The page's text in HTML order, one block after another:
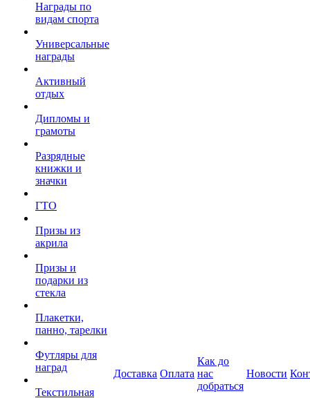
Награды по
видам спорта
Универсальные
награды
Активный
отдых
Дипломы и
грамоты
Разрядные
книжки и
значки
ГТО
Призы из
акрила
Призы и
подарки из
стекла
Плакетки,
панно, тарелки
Футляры для
наград
Текстильная
Доставка Оплата
Как до
нас
добраться
Новости